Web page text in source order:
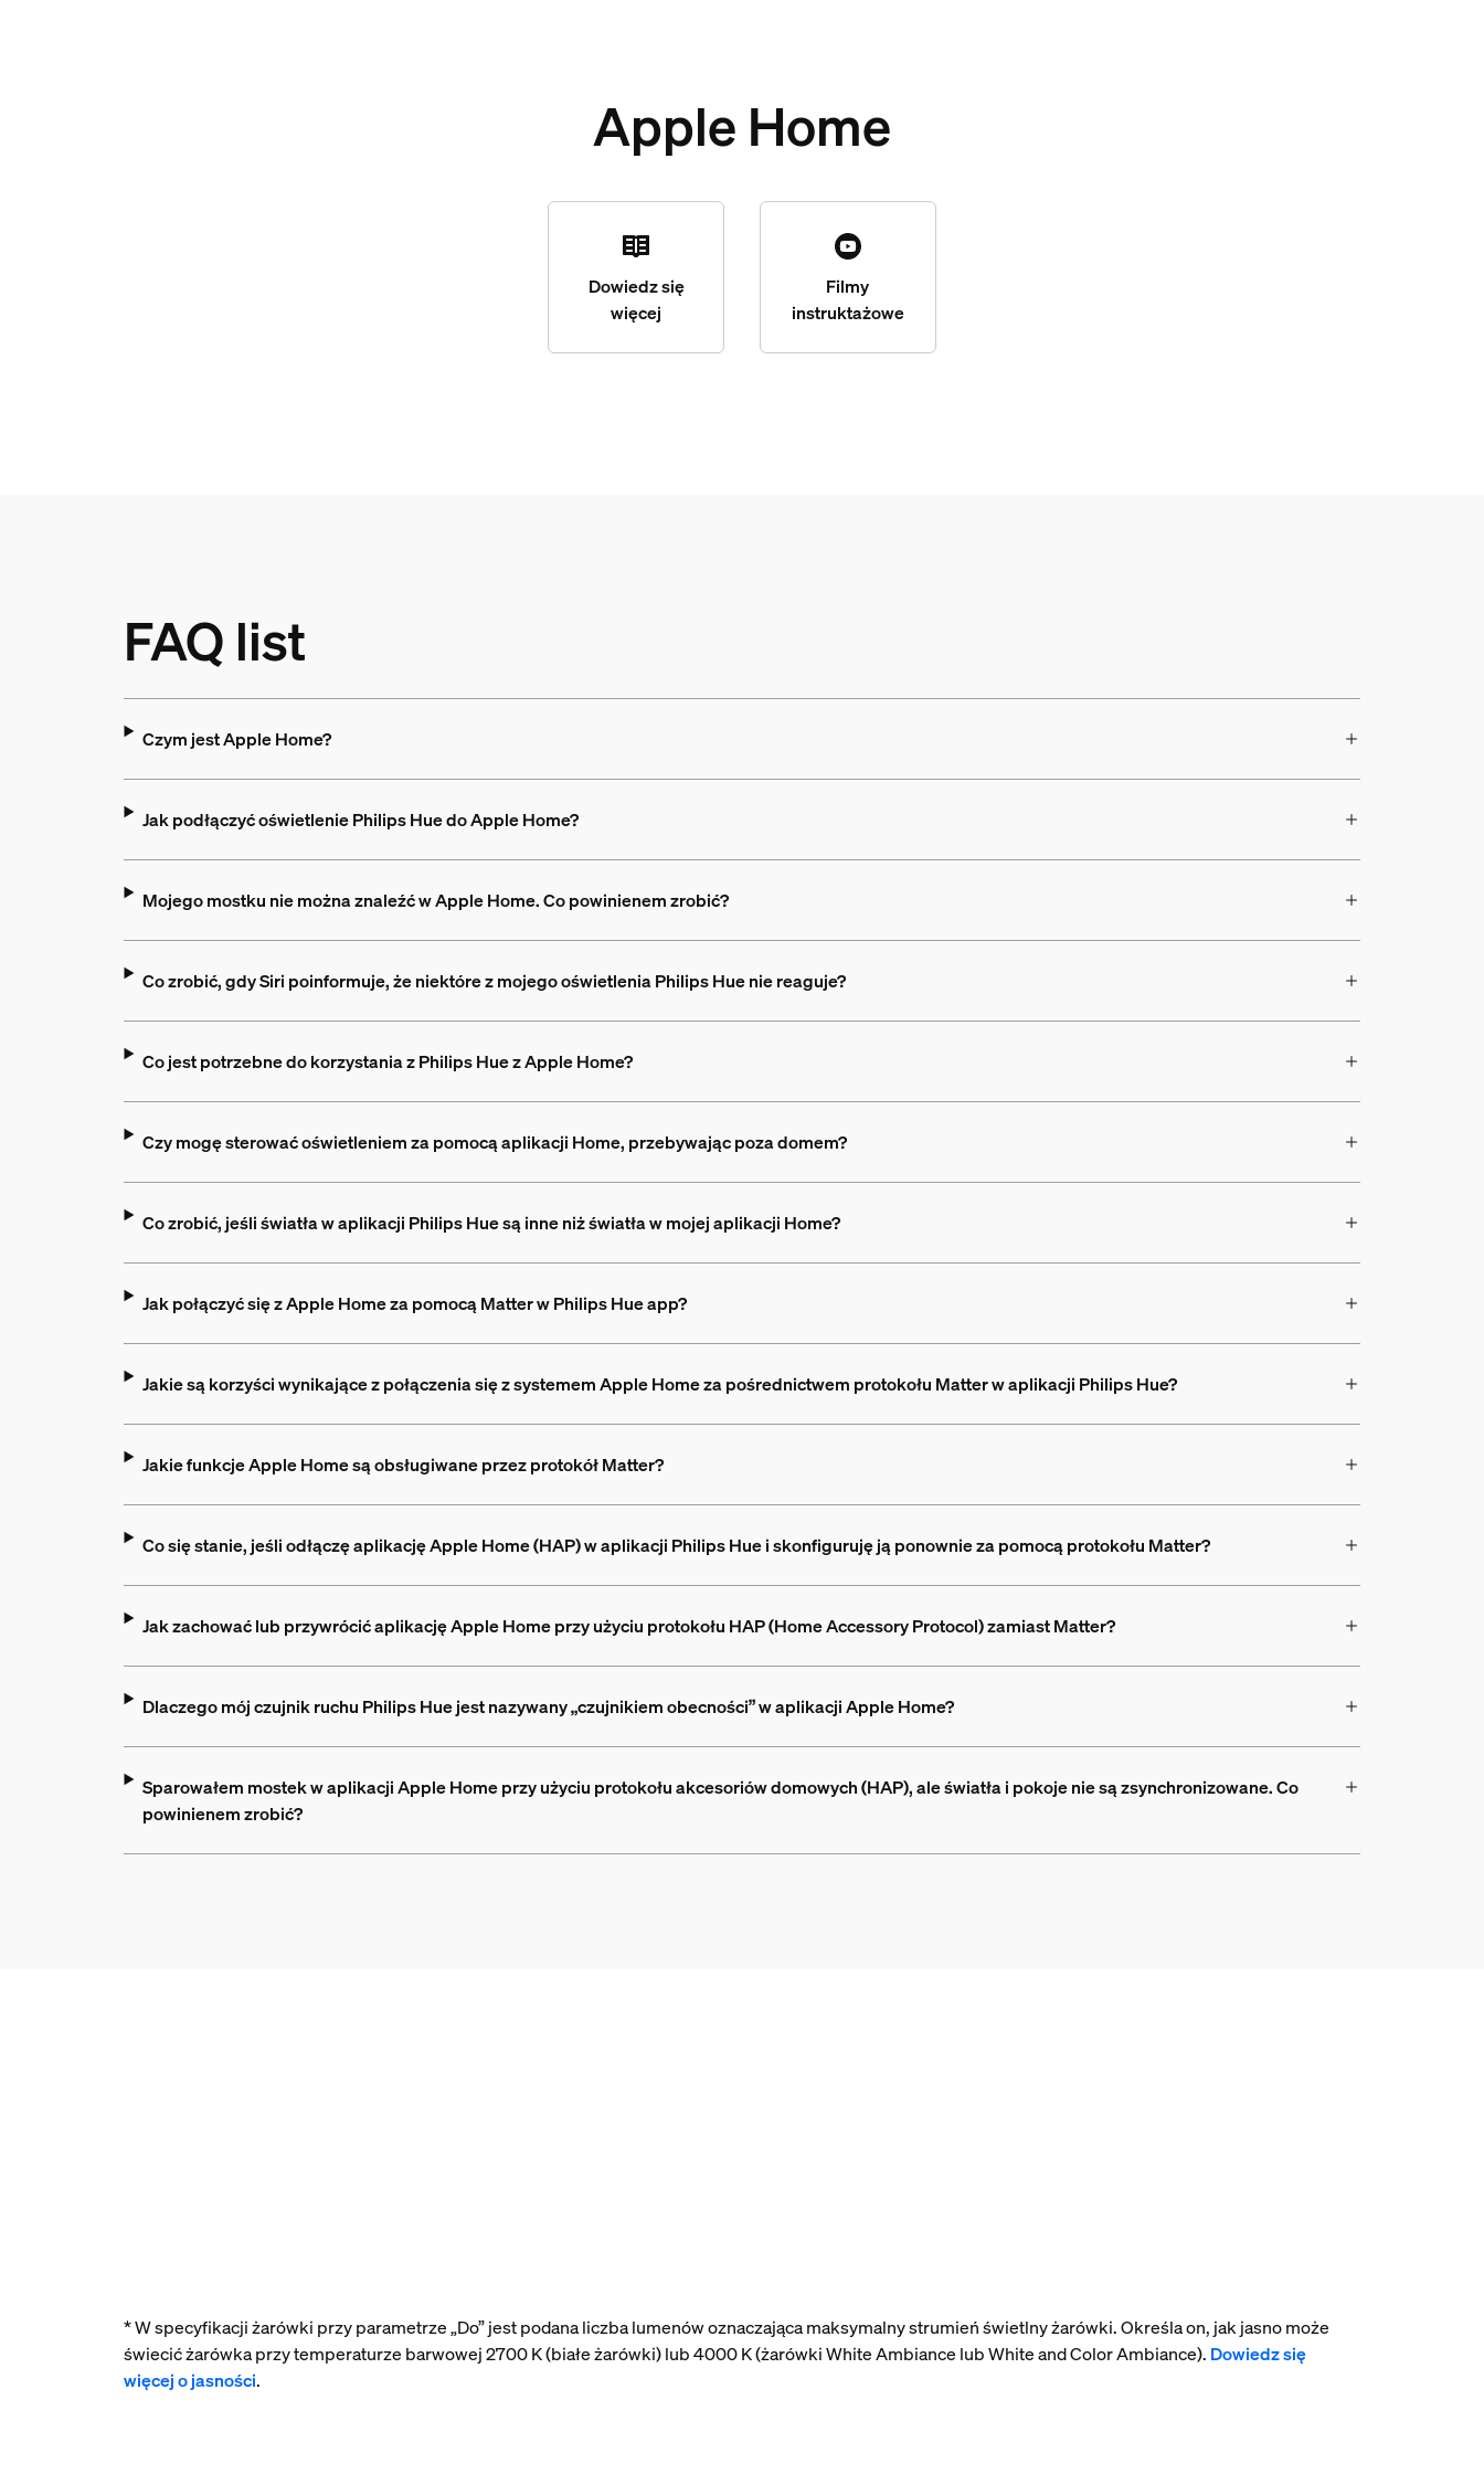
Apple Home
Dowiedz się
więcej
Filmy
instruktażowe
FAQ list
Czym jest Apple Home?
Jak podłączyć oświetlenie Philips Hue do Apple Home?
Mojego mostku nie można znaleźć w Apple Home. Co powinienem zrobić?
Co zrobić, gdy Siri poinformuje, że niektóre z mojego oświetlenia Philips Hue nie reaguje?
Co jest potrzebne do korzystania z Philips Hue z Apple Home?
Czy mogę sterować oświetleniem za pomocą aplikacji Home, przebywając poza domem?
Co zrobić, jeśli światła w aplikacji Philips Hue są inne niż światła w mojej aplikacji Home?
Jak połączyć się z Apple Home za pomocą Matter w Philips Hue app?
Jakie są korzyści wynikające z połączenia się z systemem Apple Home za pośrednictwem protokołu Matter w aplikacji Philips Hue?
Jakie funkcje Apple Home są obsługiwane przez protokół Matter?
Co się stanie, jeśli odłączę aplikację Apple Home (HAP) w aplikacji Philips Hue i skonfiguruję ją ponownie za pomocą protokołu Matter?
Jak zachować lub przywrócić aplikację Apple Home przy użyciu protokołu HAP (Home Accessory Protocol) zamiast Matter?
Dlaczego mój czujnik ruchu Philips Hue jest nazywany „czujnikiem obecności” w aplikacji Apple Home?
Sparowałem mostek w aplikacji Apple Home przy użyciu protokołu akcesoriów domowych (HAP), ale światła i pokoje nie są zsynchronizowane. Co
powinienem zrobić?
* W specyfikacji żarówki przy parametrze „Do” jest podana liczba lumenów oznaczająca maksymalny strumień świetlny żarówki. Określa on, jak jasno może
świecić żarówka przy temperaturze barwowej 2700 K (białe żarówki) lub 4000 K (żarówki White Ambiance lub White and Color Ambiance). Dowiedz się
więcej o jasności.